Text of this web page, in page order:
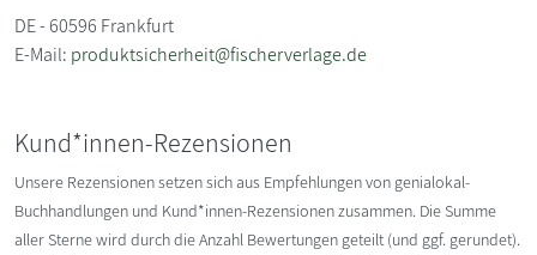
DE - 60596 Frankfurt
E-Mail: produktsicherheit@fischerverlage.de
Kund*innen-Rezensionen
Unsere Rezensionen setzen sich aus Empfehlungen von genialokal-
Buchhandlungen und Kund*innen-Rezensionen zusammen. Die Summe
aller Sterne wird durch die Anzahl Bewertungen geteilt (und ggf. gerundet).